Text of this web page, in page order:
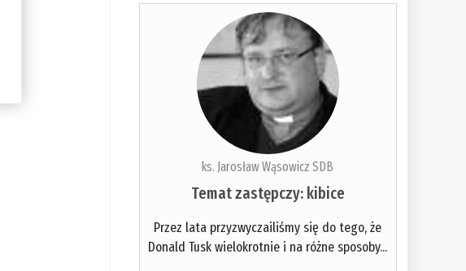
ks. Jarosław Wąsowicz SDB
Temat zastępczy: kibice
Przez lata przyzwyczailiśmy się do tego, że
Donald Tusk wielokrotnie i na różne sposoby...